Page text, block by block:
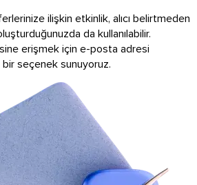
ilişkin etkinlik, alıcı belirtmeden
da kullanılabilir.
erişmek için e-posta adresi
bir seçenek sunuyoruz.